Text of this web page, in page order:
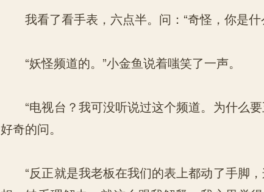
我看了看手表，六点半。问：“奇怪，你是什
“妖怪频道的。”小金鱼说着嗤笑了一声。
“电视台？我可没听说过这个频道。为什么要
好奇的问。
“反正就是我老板在我们的表上都动了手脚，